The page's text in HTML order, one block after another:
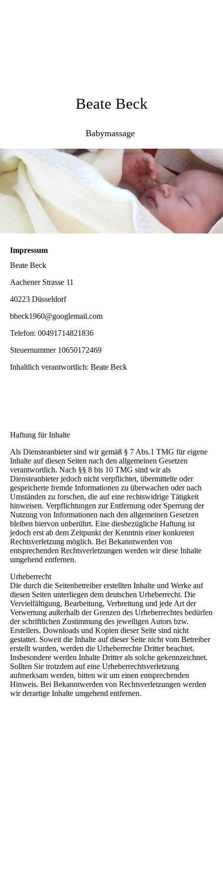
Beate Beck
Babymassage
Impressum
Beate Beck
Aachener Strasse 11
40223 Düsseldorf
bbeck1960@googlemail.com
Telefon: 00491714821836
Steuernummer 10650172469
Inhaltlich verantwortlich: Beate Beck
Haftung für Inhalte
Als Diensteanbieter sind wir gemäß § 7 Abs.1 TMG für eigene
Inhalte auf diesen Seiten nach den allgemeinen Gesetzen
verantwortlich. Nach §§ 8 bis 10 TMG sind wir als
Diensteanbieter jedoch nicht verpflichtet, übermittelte oder
gespeicherte fremde Informationen zu überwachen oder nach
Umständen zu forschen, die auf eine rechtswidrige Tätigkeit
hinweisen. Verpflichtungen zur Entfernung oder Sperrung der
Nutzung von Informationen nach den allgemeinen Gesetzen
bleiben hiervon unberührt. Eine diesbezügliche Haftung ist
jedoch erst ab dem Zeitpunkt der Kenntnis einer konkreten
Rechtsverletzung möglich. Bei Bekanntwerden von
entsprechenden Rechtsverletzungen werden wir diese Inhalte
umgehend entfernen.
Urheberrecht
Die durch die Seitenbetreiber erstellten Inhalte und Werke auf
diesen Seiten unterliegen dem deutschen Urheberrecht. Die
Vervielfältigung, Bearbeitung, Verbreitung und jede Art der
Verwertung außerhalb der Grenzen des Urheberrechtes bedürfen
der schriftlichen Zustimmung des jeweiligen Autors bzw.
Erstellers. Downloads und Kopien dieser Seite sind nicht
gestattet. Soweit die Inhalte auf dieser Seite nicht vom Betreiber
erstellt wurden, werden die Urheberrechte Dritter beachtet.
Insbesondere werden Inhalte Dritter als solche gekennzeichnet.
Sollten Sie trotzdem auf eine Urheberrechtsverletzung
aufmerksam werden, bitten wir um einen entsprechenden
Hinweis. Bei Bekanntwerden von Rechtsverletzungen werden
wir derartige Inhalte umgehend entfernen.